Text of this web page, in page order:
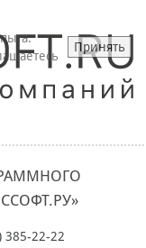
385-22-22
Принять